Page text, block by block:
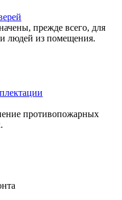
прежде всего, для
людей из помещения.
противопожарных